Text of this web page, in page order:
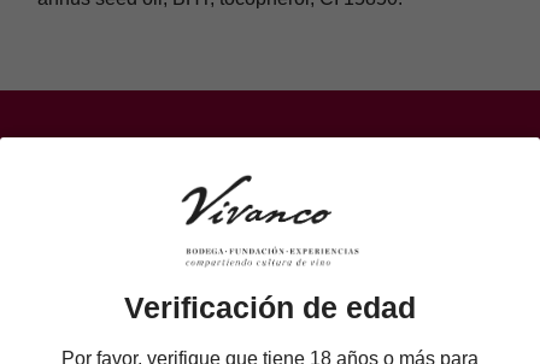
Compra directa a la bodega. Atención
personalizada en el
Verificación de edad
Por favor, verifique que tiene 18 años o más para